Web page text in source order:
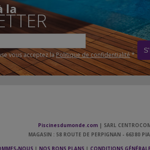
la
vous acceptez laPolitique de confidentialité*
Piscinesdumonde.com| SARL
MAGASIN : 58 ROUTE DE PERPIGNAN - 66380
NOUS| NOS BONS PLANS| CONDITIONS